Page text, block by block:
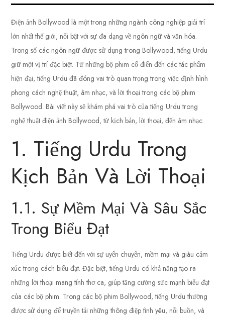
Điện ảnh Bollywood là một trong những ngành công nghiệp giải trí
lớn nhất thế giới, nổi bật với sự đa dạng về ngôn ngữ và văn hóa.
Trong số các ngôn ngữ được sử dụng trong Bollywood, tiếng Urdu
giữ một vị trí đặc biệt. Từ những bộ phim cổ điển đến các tác phẩm
hiện đại, tiếng Urdu đã đóng vai trò quan trọng trong việc định hình
phong cách nghệ thuật, âm nhạc, và lời thoại trong các bộ phim
Bollywood. Bài viết này sẽ khám phá vai trò của tiếng Urdu trong
nghệ thuật điện ảnh Bollywood, từ kịch bản, lời thoại, đến âm nhạc.
1. Tiếng Urdu Trong
Kịch Bản Và Lời Thoại
1.1. Sự Mềm Mại Và Sâu Sắc
Trong Biểu Đạt
Tiếng Urdu được biết đến với sự uyển chuyển, mềm mại và giàu cảm
xúc trong cách biểu đạt. Đặc biệt, tiếng Urdu có khả năng tạo ra
những lời thoại mang tính thơ ca, giúp tăng cường sức mạnh biểu đạt
của các bộ phim. Trong các bộ phim Bollywood, tiếng Urdu thường
được sử dụng để truyền tải những thông điệp tình yêu, nỗi buồn, và